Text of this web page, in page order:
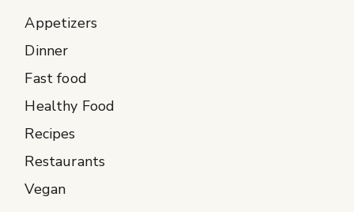
Appetizers
Dinner
Fast food
Healthy Food
Recipes
Restaurants
Vegan